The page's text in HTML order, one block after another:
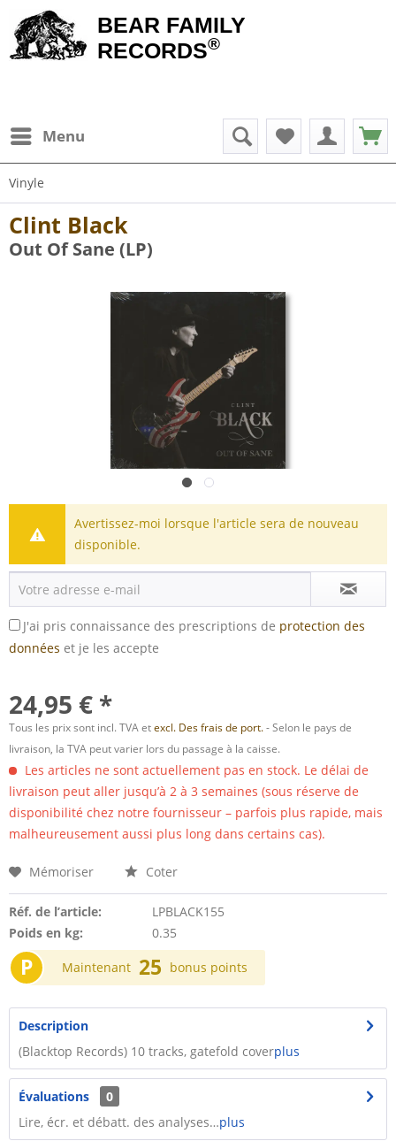
BEAR FAMILY
RECORDS®
Menu
Vinyle
Clint Black
Out Of Sane (LP)
Avertissez-moi lorsque l'article sera de nouveau
disponible.
J'ai pris connaissance des prescriptions de protection des
données et je les accepte
24,95 € *
Tous les prix sont incl. TVA etexcl. Des frais de port.- Selon le pays de
livraison, la TVA peut varier lors du passage à la caisse.
Les articles ne sont actuellement pas en stock. Le délai de
livraison peut aller jusqu’à 2 à 3 semaines (sous réserve de
disponibilité chez notre fournisseur – parfois plus rapide, mais
malheureusement aussi plus long dans certains cas).
Mémoriser Coter
Réf. de l’article:
LPBLACK155
Poids en kg:
0.35
P Maintenant 25 bonus points
Description
(Blacktop Records) 10 tracks, gatefold coverplus
Évaluations
0
Lire, écr. et débatt. des analyses…plus